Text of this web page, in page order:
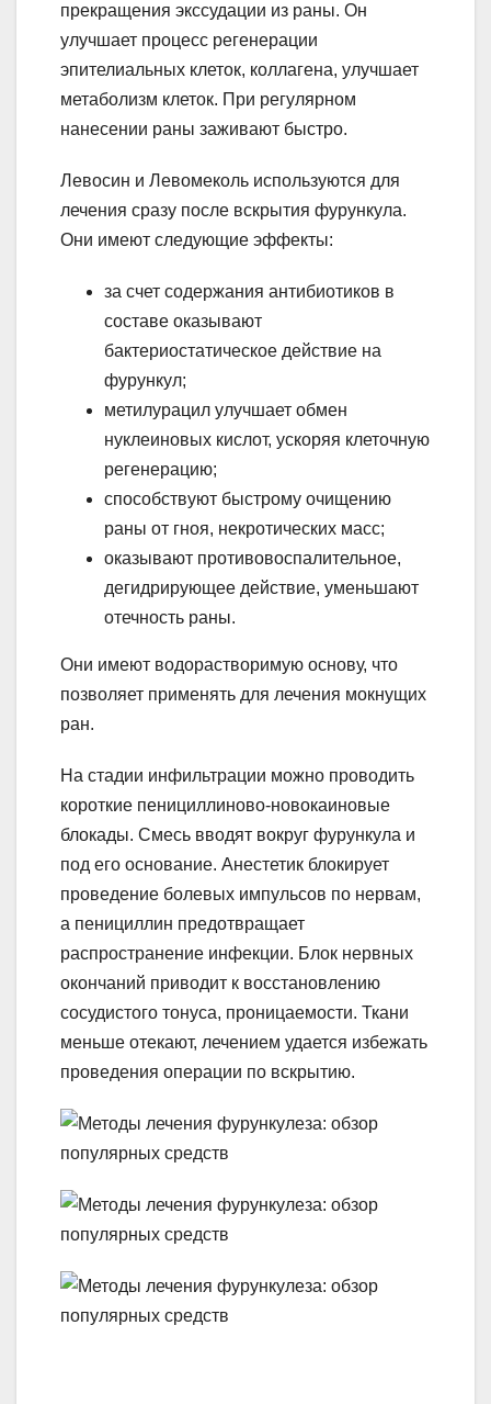
прекращения экссудации из раны. Он
улучшает процесс регенерации
эпителиальных клеток, коллагена, улучшает
метаболизм клеток. При регулярном
нанесении раны заживают быстро.
Левосин и Левомеколь используются для
лечения сразу после вскрытия фурункула.
Они имеют следующие эффекты:
за счет содержания антибиотиков в
составе оказывают
бактериостатическое действие на
фурункул;
метилурацил улучшает обмен
нуклеиновых кислот, ускоряя клеточную
регенерацию;
способствуют быстрому очищению
раны от гноя, некротических масс;
оказывают противовоспалительное,
дегидрирующее действие, уменьшают
отечность раны.
Они имеют водорастворимую основу, что
позволяет применять для лечения мокнущих
ран.
На стадии инфильтрации можно проводить
короткие пенициллиново-новокаиновые
блокады. Смесь вводят вокруг фурункула и
под его основание. Анестетик блокирует
проведение болевых импульсов по нервам,
а пенициллин предотвращает
распространение инфекции. Блок нервных
окончаний приводит к восстановлению
сосудистого тонуса, проницаемости. Ткани
меньше отекают, лечением удается избежать
проведения операции по вскрытию.